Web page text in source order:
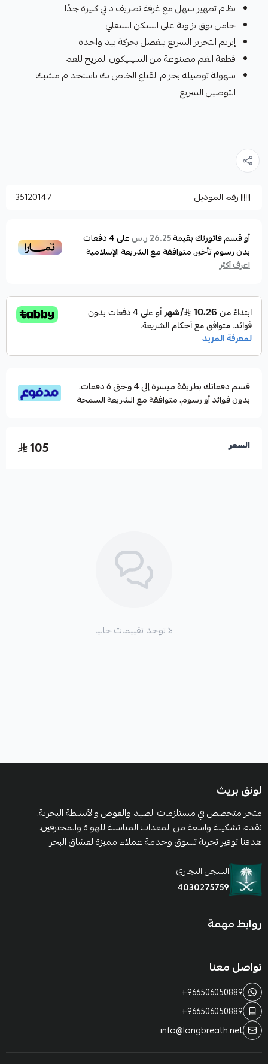
نظام تطهير سهل مع غرفة تصريف ذاتي كبيرة جدًا
حامل بوق بزاوية على السكن السفلي
إبزيم التحرير السريع ينفصل بحركة بيد واحدة
قطعة الفم مصنوعة من السيليكون المريح للفم
سهولة توصيلة بحزام القناع الخاص بك باستخدام مشبك
التوصيل السريع
رقم الموديل 35120147
أو قسم فاتورتك بقيمة26.25 ر.س على4دفعات
بدون رسوم تأخير، متوافقة مع الشريعة الإسلامية
اعرف أكثر
قسم دفعاتك بطريقة ميسرة إلى 4 وحتى 6 دفعات،
بدون فوائد أو رسوم. متوافقة مع الشريعة السمحة
السعر 105
لا توجد تقييمات حاليا
لونق بريث
متجر متخصص في مستلزمات الصيد والغوص والأنشطة البحرية.
نقدم تشكيلة واسعة من المعدات المناسبة للهواة والمحترفين.
هدفنا توفير تجربة تسوق وخدمة عملاء مميزة لعشاق البحر
السجل التجاري
4030275759
روابط مهمة
تواصل معنا
+966506050889
+966506050889
info@longbreath.net